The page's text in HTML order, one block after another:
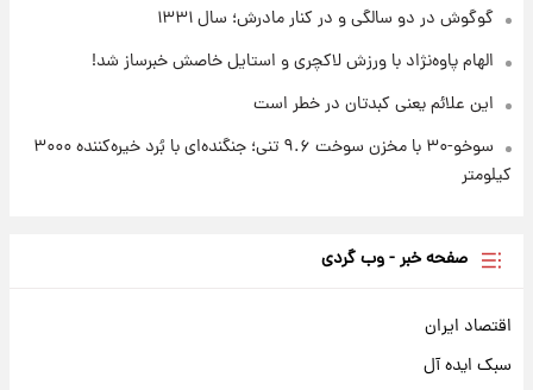
گوگوش در دو سالگی و در کنار مادرش؛ سال ۱۳۳۱
الهام پاوه‌نژاد با ورزش لاکچری و استایل خاصش خبرساز شد!
این علائم یعنی کبدتان در خطر است
سوخو-۳۰ با مخزن سوخت ۹.۶ تنی؛ جنگنده‌ای با بُرد خیره‌کننده ۳۰۰۰
کیلومتر
صفحه خبر - وب گردی
اقتصاد ایران
سبک ایده آل